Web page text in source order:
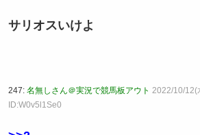
サリオスいけよ
247: 名無しさん＠実況で競馬板アウト 2022/10/12(
ID:W0v5l1Se0